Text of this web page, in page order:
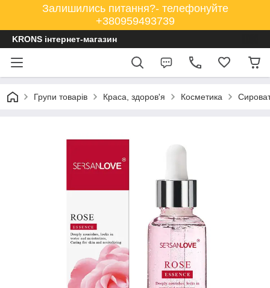
Залишились питання?- телефонуйте
+380959493739
KRONS інтернет-магазин
Групи товарів Краса, здоров'я Косметика